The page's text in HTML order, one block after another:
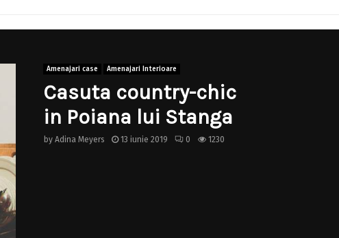
Amenajari case Amenajari Interioare
Casuta country-chic
in Poiana lui Stanga
by Adina Meyers 13 iunie 2019 0 1230